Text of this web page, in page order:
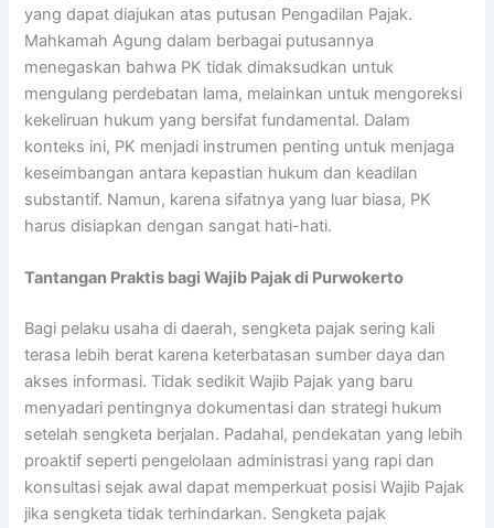
yang dapat diajukan atas putusan Pengadilan Pajak.
Mahkamah Agung dalam berbagai putusannya
menegaskan bahwa PK tidak dimaksudkan untuk
mengulang perdebatan lama, melainkan untuk mengoreksi
kekeliruan hukum yang bersifat fundamental. Dalam
konteks ini, PK menjadi instrumen penting untuk menjaga
keseimbangan antara kepastian hukum dan keadilan
substantif. Namun, karena sifatnya yang luar biasa, PK
harus disiapkan dengan sangat hati-hati.
Tantangan Praktis bagi Wajib Pajak di Purwokerto
Bagi pelaku usaha di daerah, sengketa pajak sering kali
terasa lebih berat karena keterbatasan sumber daya dan
akses informasi. Tidak sedikit Wajib Pajak yang baru
menyadari pentingnya dokumentasi dan strategi hukum
setelah sengketa berjalan. Padahal, pendekatan yang lebih
proaktif seperti pengelolaan administrasi yang rapi dan
konsultasi sejak awal dapat memperkuat posisi Wajib Pajak
jika sengketa tidak terhindarkan. Sengketa pajak